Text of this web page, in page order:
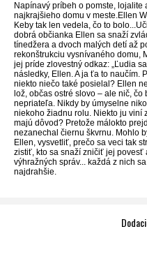
Napínavý príbeh o pomste, lojalite
najkrajšieho domu v meste.Ellen
Keby tak len vedela, čo to
dobrá občianka Ellen sa snaží
tínedžera a dvoch malých detí až
rekonštrukciu vysnívaného domu,
jej príde zlovestný odkaz: „Ľudia
následky, Ellen. A ja ťa to naučím.
niekto niečo také posielal? Ellen
lož, občas ostré slovo – ale nič,
nepriateľa. Nikdy by úmyselne
niekoho žiadnu rolu. Niekto ju viní
majú dôvod? Pretože málokto
nezanechal čiernu škvrnu. Mohlo
Ellen, vysvetliť, prečo sa veci tak
zistiť, kto sa snaží zničiť jej povesť
výhražných správ... každá z nich
najdrahšie.